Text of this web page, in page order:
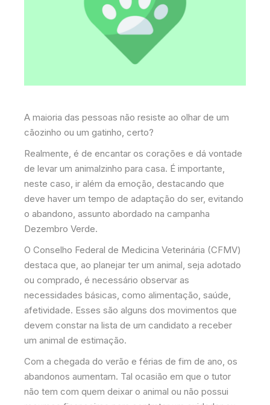
A maioria das pessoas não resiste ao olhar de um
cãozinho ou um gatinho, certo?
Realmente, é de encantar os corações e dá vontade
de levar um animalzinho para casa. É importante,
neste caso, ir além da emoção, destacando que
deve haver um tempo de adaptação do ser, evitando
o abandono, assunto abordado na campanha
Dezembro Verde.
O Conselho Federal de Medicina Veterinária (CFMV)
destaca que, ao planejar ter um animal, seja adotado
ou comprado, é necessário observar as
necessidades básicas, como alimentação, saúde,
afetividade. Esses são alguns dos movimentos que
devem constar na lista de um candidato a receber
um animal de estimação.
Com a chegada do verão e férias de fim de ano, os
abandonos aumentam. Tal ocasião em que o tutor
não tem com quem deixar o animal ou não possui